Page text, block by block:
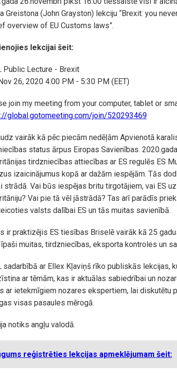
Greistona (John Grayston) lekciju “Brexit: you
overview of EU Customs laws”.
lekcijai šeit:
Public Lecture - Brexit
26, 2020 4:00 PM - 5:30 PM (EET)
join my meeting from your computer, tablet or
global.gotomeeting.com/join/520293469
vairāk kā pēc piecām nedēļām Apvienotā
status ārpus Eiropas Savienības.
tirdzniecības attiecības ar ES regulēs ES
izaicinājumus kopā ar dažām iespējām. Tās
strādā. Vai būs iespējas britu tirgotājiem, vai ES
Vai pie tā vēl jāstrādā? Tas arī parādīs
valsts dalībai ES un tās muitas savienībā.
ir praktizējis ES tiesības Briselē vairāk kā 25
muitas, tirdzniecības, eksporta kontroles un
sadarbībā ar Ellex Kļaviņš rīko publiskās lekcijas,
ar tēmām, kas ir aktuālas sabiedrībai un
ar ietekmīgiem nozares ekspertiem, lai diskutētu
visas pasaules mērogā.
notiks angļu valodā.
reģistrēties lekcijas apmeklējumam šeit: